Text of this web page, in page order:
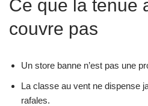
Ce que la tenue
couvre pas
Un store banne n’est pas une
La classe au vent ne dispense
rafales.